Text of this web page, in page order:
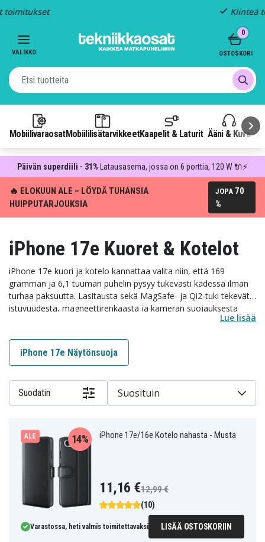
VALIKKO
MobiilivaraosatMobiililisätarvikkeetKaapelit & Laturit Ääni & Kuva
0
OSTOSKORI
Päivän superdiili - 31% Latausasema, jossa on 6 porttia, 120 W 🔌⚡
🔥 ELOKUUN ALE – LÖYDÄ TUHANSIA
HUIPPUTARJOUKSIA
JOPA 70
%
iPhone 17e Kuoret & Kotelot
iPhone 17e kuori ja kotelo kannattaa valita niin, että 169
gramman ja 6,1 tuuman puhelin pysyy tukevasti kädessä ilman
turhaa paksuutta. Lasitausta sekä MagSafe- ja Qi2-tuki tekevät
istuvuudesta, magneettirenkaasta ja kameran suojauksesta
Valikoimastamme voit valita silikonikuoria, erittäin ohuita kuoria,
MagSafe-kuoria, korttipaikallisia kuoria, glittermalleja ja
kotelo sen mukaan painotatko keveyttä, korttien säilytystä,
magneettista yhteensopivuutta vai parempaa iskunvaimennusta
alempana sivulla.
Lue lisää
iPhone 17e Näytönsuoja
Suodatin Suosituin
ALE iPhone 17e/16e Kotelo nahasta - Musta
(10)
14%
11,16 €12,99 €
Varastossa, heti valmis toimitettavaksi LISÄÄ OSTOSKORIIN